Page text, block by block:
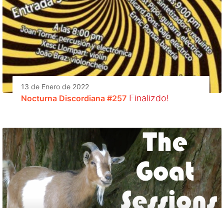
13 de Enero de 2022
Nocturna Discordiana #257 Finalizdo!